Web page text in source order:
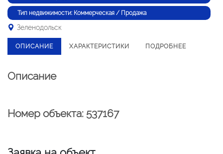
Тип недвижимости: Коммерческая / Продажа
Зеленодольск
ОПИСАНИЕ ХАРАКТЕРИСТИКИ ПОДРОБНЕЕ
Описание
Номер объекта: 537167